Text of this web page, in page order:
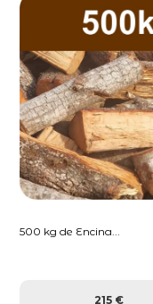
500 kg de Encina...
215 €